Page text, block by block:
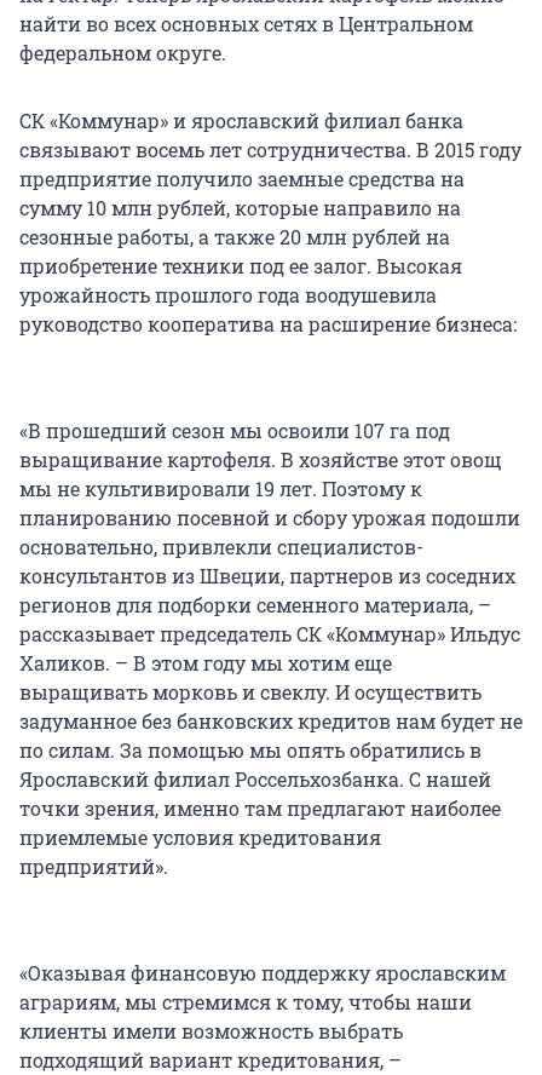
найти во всех основных сетях в Центральном
федеральном округе.
СК «Коммунар» и ярославский филиал банка
связывают восемь лет сотрудничества. В 2015 году
предприятие получило заемные средства на
сумму 10 млн рублей, которые направило на
сезонные работы, а также 20 млн рублей на
приобретение техники под ее залог. Высокая
урожайность прошлого года воодушевила
руководство кооператива на расширение бизнеса:
«В прошедший сезон мы освоили 107 га под
выращивание картофеля. В хозяйстве этот овощ
мы не культивировали 19 лет. Поэтому к
планированию посевной и сбору урожая подошли
основательно, привлекли специалистов-
консультантов из Швеции, партнеров из соседних
регионов для подборки семенного материала, –
рассказывает председатель СК «Коммунар» Ильдус
Халиков. – В этом году мы хотим еще
выращивать морковь и свеклу. И осуществить
задуманное без банковских кредитов нам будет не
по силам. За помощью мы опять обратились в
Ярославский филиал Россельхозбанка. С нашей
точки зрения, именно там предлагают наиболее
приемлемые условия кредитования
предприятий».
«Оказывая финансовую поддержку ярославским
аграриям, мы стремимся к тому, чтобы наши
клиенты имели возможность выбрать
подходящий вариант кредитования, –